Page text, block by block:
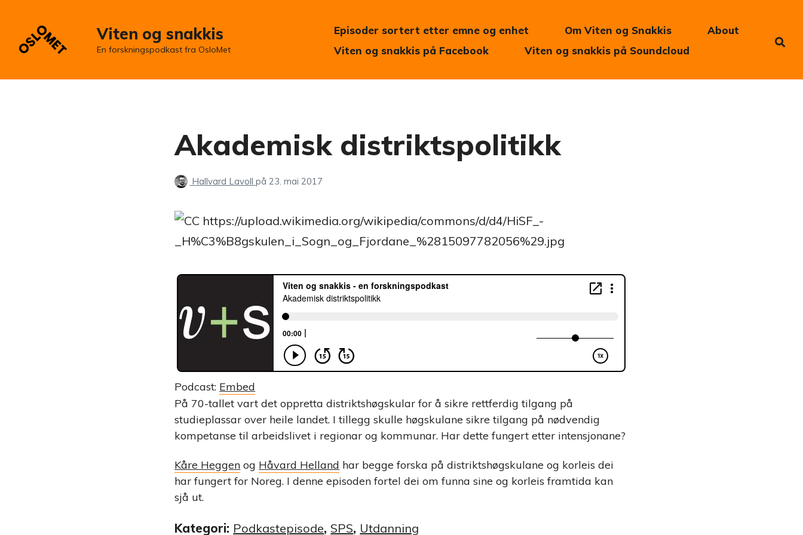
Viten og snakkis
En forskningspodkast fra OsloMet
Episoder sortert etter emne og enhet Om Viten og Snakkis
About
Viten og snakkis på Facebook
Viten og snakkis på Soundcloud
Akademisk distriktspolitikk
Hallvard Lavollpå 23. mai 2017
Podcast: Embed
På 70-tallet vart det oppretta distriktshøgskular for å sikre rettferdig tilgang på
studieplassar over heile landet. I tillegg skulle høgskulane sikre tilgang på nødvendig
kompetanse til arbeidslivet i regionar og kommunar. Har dette fungert etter intensjonane?
Kåre Heggen og Håvard Helland har begge forska på distriktshøgskulane og korleis dei
har fungert for Noreg. I denne episoden fortel dei om funna sine og korleis framtida kan
sjå ut.
Kategori: Podkastepisode, SPS, Utdanning